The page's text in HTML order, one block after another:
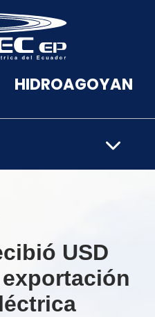
HIDROAGOYAN
USD